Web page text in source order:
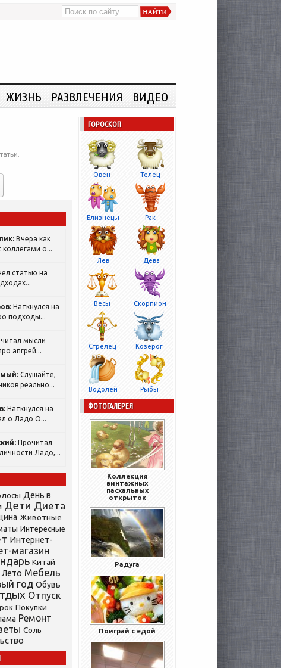
ЖИЗНЬ РАЗВЛЕЧЕНИЯ ВИДЕО
Вчера как
коллегами о...
статью на
Наткнулся на
подходы...
мысли
апгрей...
Слушайте,
реально...
Наткнулся на
о Ладо О...
Прочитал
Ладо,...
День в
Дети Диета
Животные
Интересные
Интернет-
магазин
Китай
Лето Мебель
год Обувь
Отпуск
Покупки
Ремонт
Соль
ГОРОСКОП
Овен Телец
Близнецы Рак
Лев Дева
Весы Скорпион
Стрелец Козерог
Водолей Рыбы
ФОТОГАЛЕРЕЯ
Коллекция
винтажных
пасхальных
открыток
Радуга
Поиграй с едой